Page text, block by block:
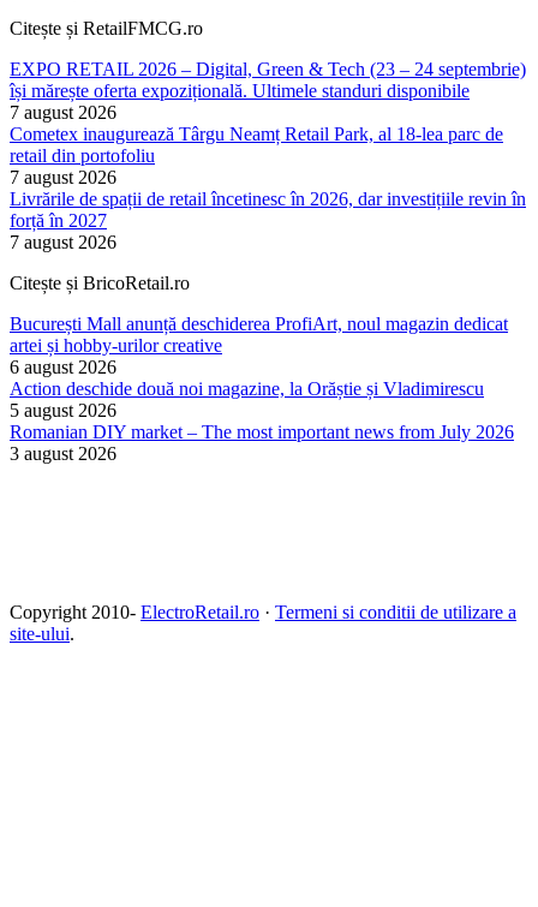
Citește și RetailFMCG.ro
EXPO RETAIL 2026 – Digital, Green & Tech (23 – 24 septembrie)
își mărește oferta expozițională. Ultimele standuri disponibile
7 august 2026
Cometex inaugurează Târgu Neamț Retail Park, al 18-lea parc de
retail din portofoliu
7 august 2026
Livrările de spații de retail încetinesc în 2026, dar investițiile revin în
forță în 2027
7 august 2026
Citește și BricoRetail.ro
București Mall anunță deschiderea ProfiArt, noul magazin dedicat
artei și hobby-urilor creative
6 august 2026
Action deschide două noi magazine, la Orăștie și Vladimirescu
5 august 2026
Romanian DIY market – The most important news from July 2026
3 august 2026
Copyright 2010- ElectroRetail.ro · Termeni si conditii de utilizare a
site-ului.